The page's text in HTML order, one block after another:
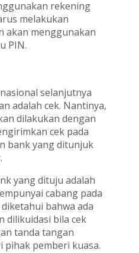
rekening
melakukan
akan menggunakan
PIN.
selanjutnya
adalah cek. Nantinya,
dilakukan dengan
cek pada
bank yang ditunjuk
yang dituju adalah
cabang pada
bahwa ada
dilikuidasi bila cek
tanda tangan
pihak pemberi kuasa.